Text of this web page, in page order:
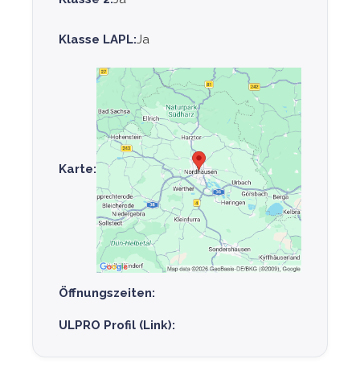
Klasse LAPL:Ja
Karte:
Öffnungszeiten:
ULPRO Profil (Link):